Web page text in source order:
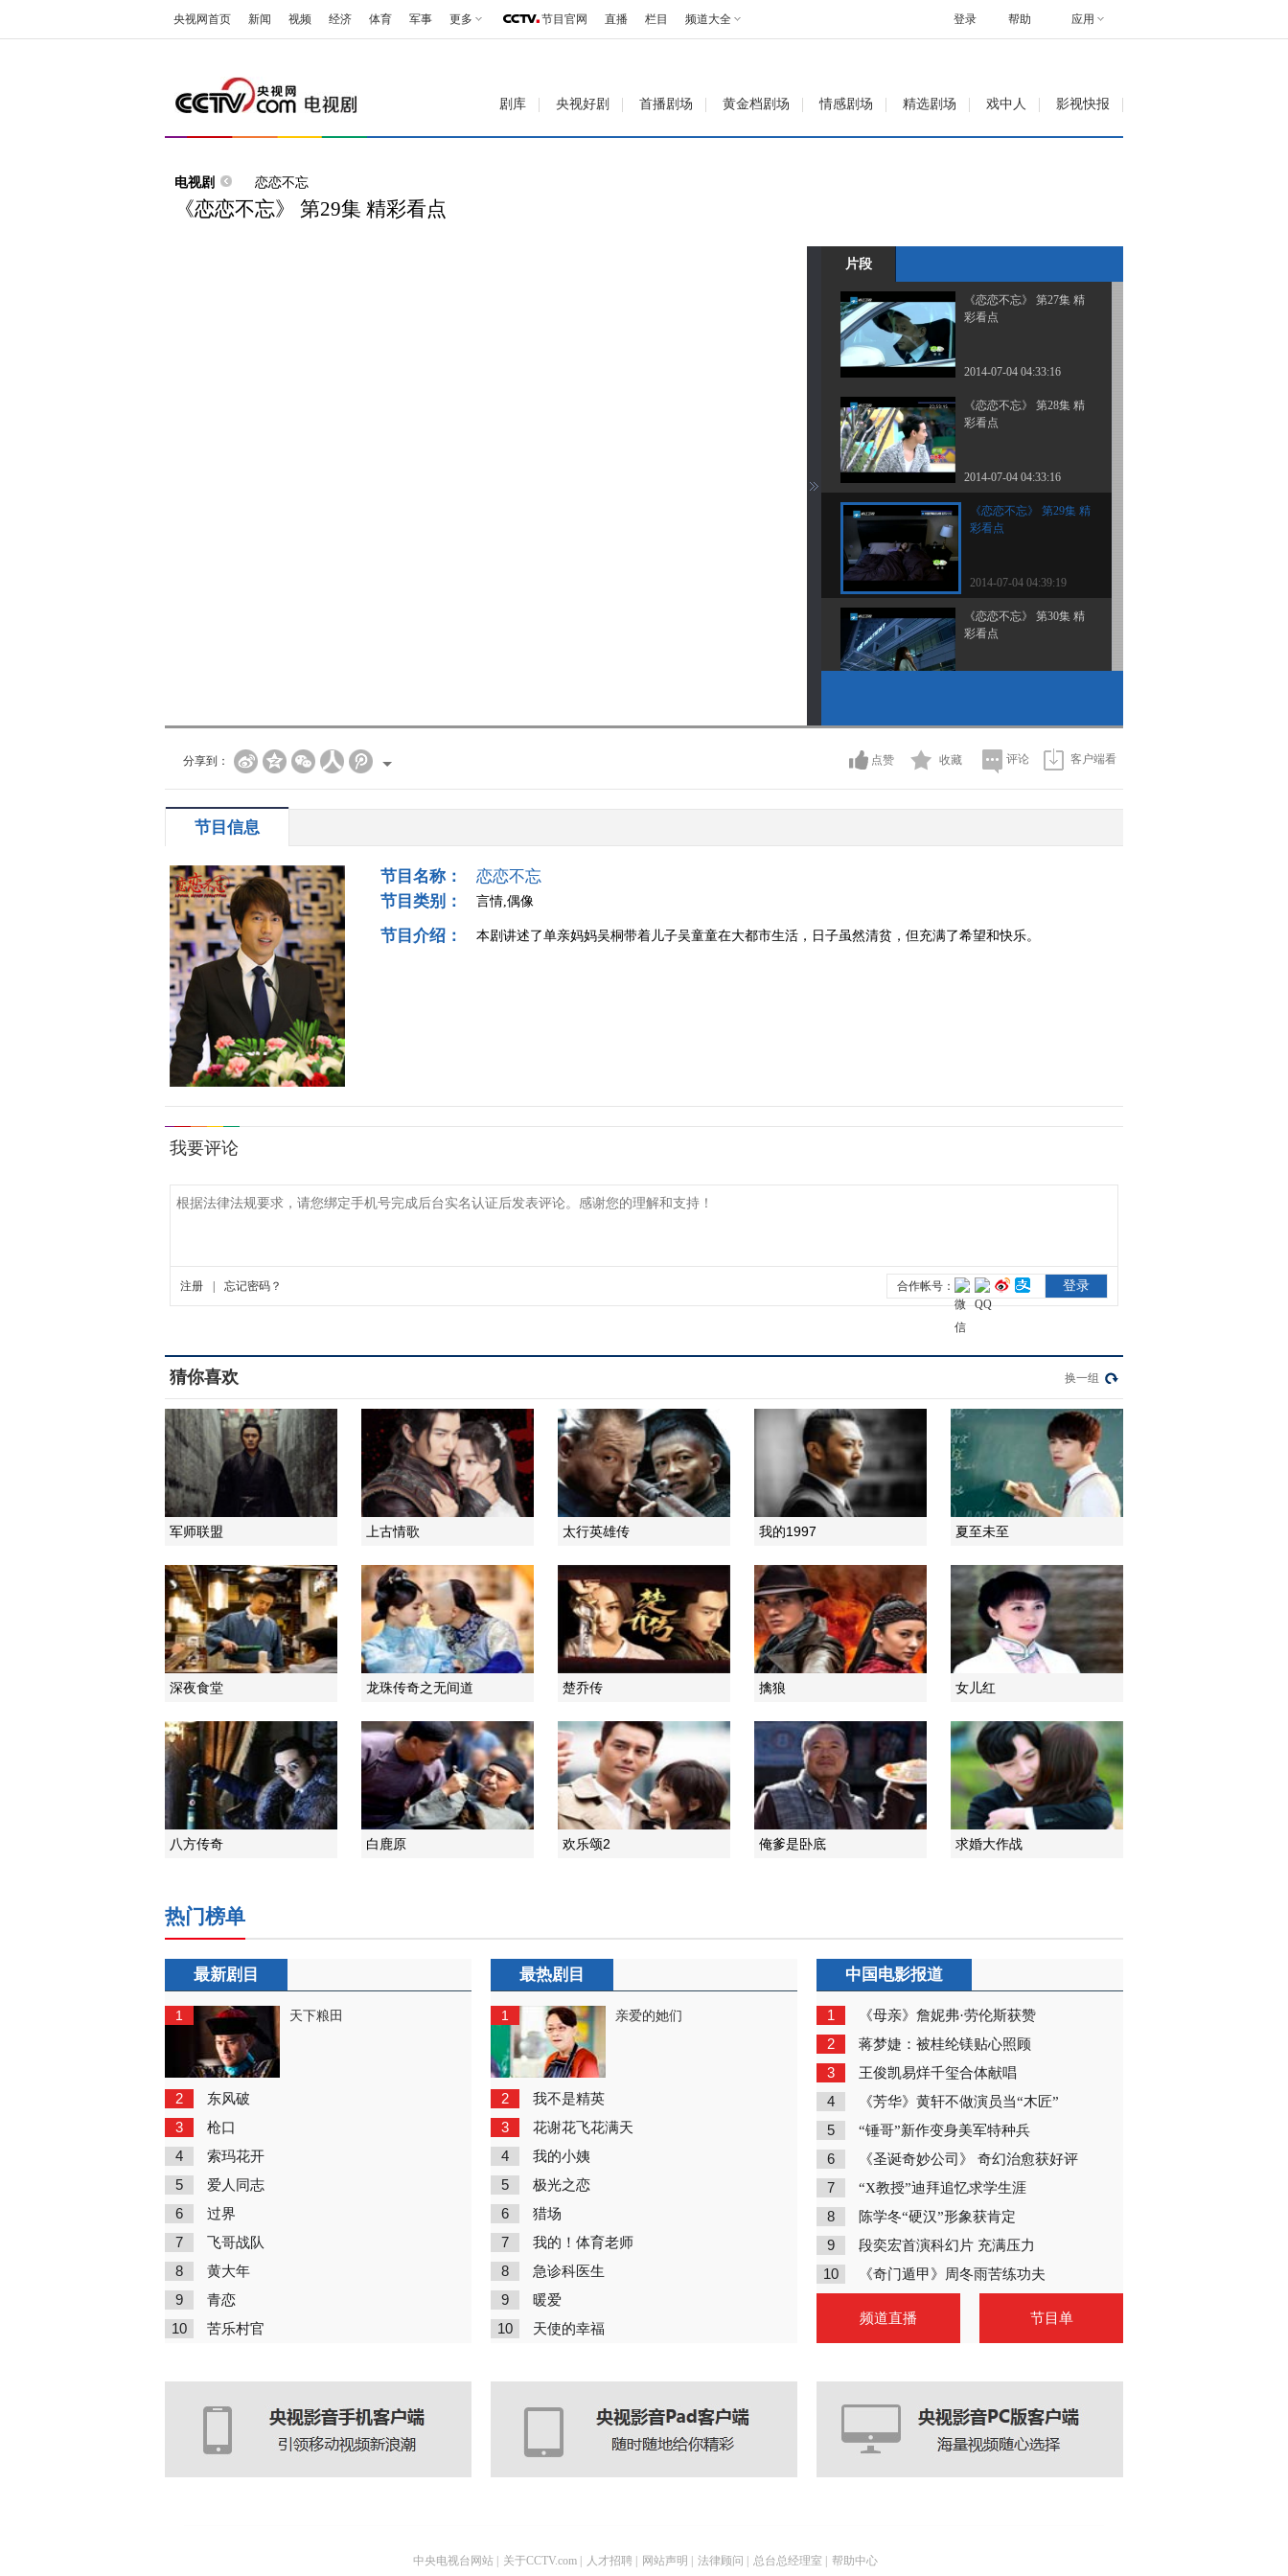
央视网首页 新闻 视频 经济 体育 军事 更多 节目官网 直播 栏目 频道大全 帮助 应用
登录
剧库 央视好剧 首播剧场 黄金档剧场 情感剧场 精选剧场 戏中人 影视快报
电视剧 恋恋不忘
《恋恋不忘》 第29集 精彩看点
片段
彩看点
《恋恋不忘》 第27集 精
彩看点
2014-07-04 04:33:16
《恋恋不忘》 第28集 精
彩看点
2014-07-04 04:33:16
《恋恋不忘》 第29集 精
彩看点
2014-07-04 04:39:19
《恋恋不忘》 第30集 精
彩看点
2014-07-04 23:18:09
彩看点
《恋恋不忘》 第33集 精
2014-07-06 00:48:09
忘》6月23日登陆荧屏 言
承旭佟丽娅演绎豪门虐恋
2014-06-23 17:51:02
【娱乐新发现】《恋恋不
忘》热播 言承旭佟丽娅
2014-07-01 15:09:09
分享到： 点赞 收藏 评论 客户端看
节目信息
节目名称：
恋恋不忘
节目类别：
言情,偶像
节目介绍： 本剧讲述了单亲妈妈吴桐带着儿子吴童童在大都市生活，日子虽然清贫，但充满了希望和快乐。
猜你喜欢 换一组
军师联盟 上古情歌 太行英雄传 我的1997 夏至未至
深夜食堂 龙珠传奇之无间道 楚乔传 擒狼 女儿红
八方传奇 白鹿原 欢乐颂2 俺爹是卧底 求婚大作战
热门榜单
最新剧目
1 天下粮田
2 东风破
3 枪口
4 索玛花开
5 爱人同志
6 过界
7 飞哥战队
8 黄大年
9 青恋
10 苦乐村官
最热剧目
1 亲爱的她们
2 我不是精英
3 花谢花飞花满天
4 我的小姨
5 极光之恋
6 猎场
7 我的！体育老师
8 急诊科医生
9 暖爱
10 天使的幸福
中国电影报道
1 《母亲》詹妮弗·劳伦斯获赞
2 蒋梦婕：被桂纶镁贴心照顾
3 王俊凯易烊千玺合体献唱
4 《芳华》黄轩不做演员当“木匠”
5 “锤哥”新作变身美军特种兵
6 《圣诞奇妙公司》 奇幻治愈获好评
7 “X教授”迪拜追忆求学生涯
8 陈学冬“硬汉”形象获肯定
9 段奕宏首演科幻片 充满压力
10 《奇门遁甲》周冬雨苦练功夫
频道直播 节目单
中央电视台网站 关于CCTV.com 人才招聘 网站声明 法律顾问 总台总经理室 帮助中心